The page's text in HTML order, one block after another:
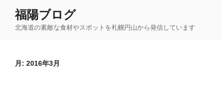
福陽ブログ
北海道の素敵な食材やスポットを札幌円山から発信しています
月: 2016年3月